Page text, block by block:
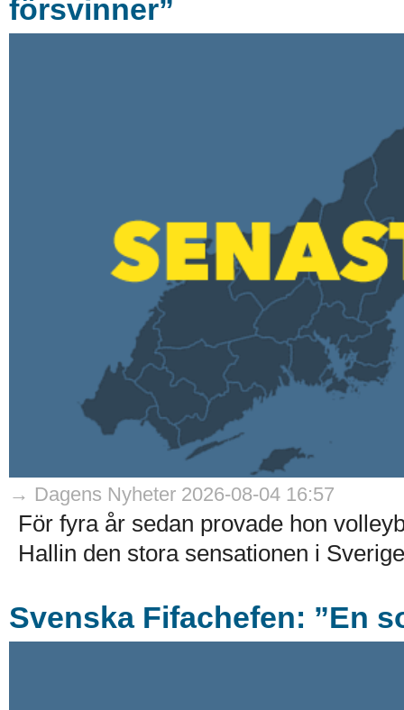
försvinner”
→ Dagens Nyheter 2026-08-04 16:57
För fyra år sedan provade hon
Hallin den stora sensationen i
Svenska Fifachefen: ”En